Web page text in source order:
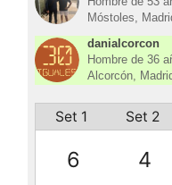
Móstoles,
danialcorcon
Hombre de 36
Alcorcón,
Set 1 Set 2
6 4